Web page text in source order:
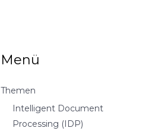
Menü
Themen
Intelligent Document
Processing (IDP)